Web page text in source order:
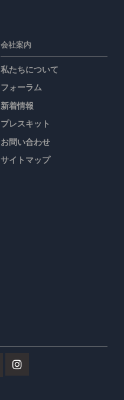
会社案内
私たちについて
フォーラム
新着情報
プレスキット
お問い合わせ
サイトマップ